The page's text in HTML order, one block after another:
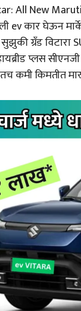
All New
कार घेऊन
ग्रँड विटारा
प्लस
कमी किमतीत